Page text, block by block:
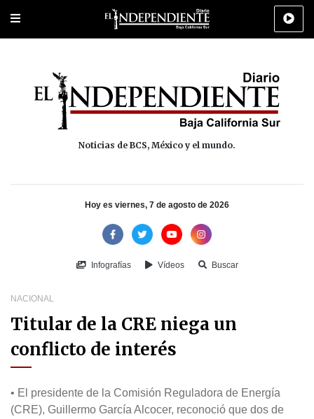
Portada Los Cabos Policiaca Deportes Cultura
Noticias de BCS, México y el mundo.
Hoy es viernes, 7 de agosto de 2026
Infografías Vídeos Buscar
NACIONAL
Titular de la CRE niega un
conflicto de interés
• El presidente de la Comisión Reguladora de Energía
(CRE), Guillermo García Alcocer, reconoció que dos de